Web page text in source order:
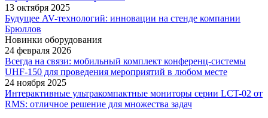
13 октября 2025
Будущее AV-технологий: инновации на стенде компании
Брюллов
Новинки оборудования
24 февраля 2026
Всегда на связи: мобильный комплект конференц-системы
UHF-150 для проведения мероприятий в любом месте
24 ноября 2025
Интерактивные ультракомпактные мониторы серии LCT-02 от
RMS: отличное решение для множества задач